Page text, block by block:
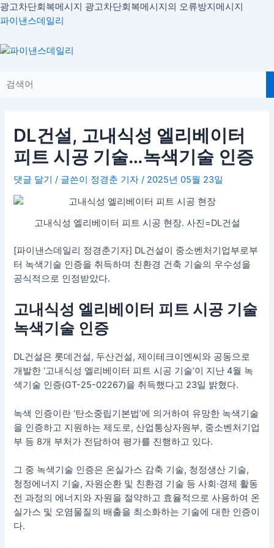
광고차단회복메시지 광고차단회복메시지의 오류방지메시지
파이낸스데일리
DL건설, 고내식성 엘리베이터
피트 시공 기술…녹색기술 인증
댓글 달기 / 글쓴이 정경춘 기자/ 2025년 05월 23일
고내식성 엘리베이터 피트 시공 현장. 사진=DL건설
[파이낸스데일리 정경춘기자] DL건설이 중소벤처기업부로부
터 녹색기술 인증을 취득하며 친환경 건축 기술의 우수성을
공식적으로 인정받았다.
고내식성 엘리베이터 피트 시공 기술
녹색기술 인증
DL건설은 롯데건설, 두산건설, 제이테크이엔씨와 공동으로
개발한 ‘고내식성 엘리베이터 피트 시공 기술’이 지난 4월 녹
색기술 인증(GT-25-02267)을 취득했다고 23일 밝혔다.
녹색 인증이란 ‘탄소중립기본법’에 의거하여 유망한 녹색기술
을 인증하고 지원하는 제도로, 산업통상자원부, 중소벤처기업
부 등 8개 부처가 전담하여 평가를 진행하고 있다.
그 중 녹색기술 인증은 온실가스 감축 기술, 청정생산 기술,
청정에너지 기술, 자원순환 및 친환경 기술 등 사회·경제 활동
전 과정의 에너지와 자원을 절약하고 효율적으로 사용하여 온
실가스 및 오염물질의 배출을 최소화하는 기술에 대한 인증이
다.
글
비